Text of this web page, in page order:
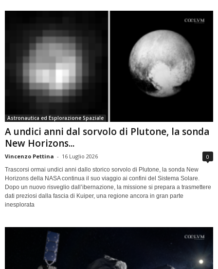
Astronautica ed Esplorazione Spaziale
A undici anni dal sorvolo di Plutone, la sonda
New Horizons...
Vincenzo Pettina - 16 Luglio 2026 0
Trascorsi ormai undici anni dallo storico sorvolo di Plutone, la sonda New
Horizons della NASA continua il suo viaggio ai confini del Sistema Solare.
Dopo un nuovo risveglio dall’ibernazione, la missione si prepara a trasmettere
dati preziosi dalla fascia di Kuiper, una regione ancora in gran parte
inesplorata